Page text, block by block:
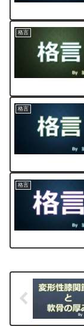
格言
格言
格言